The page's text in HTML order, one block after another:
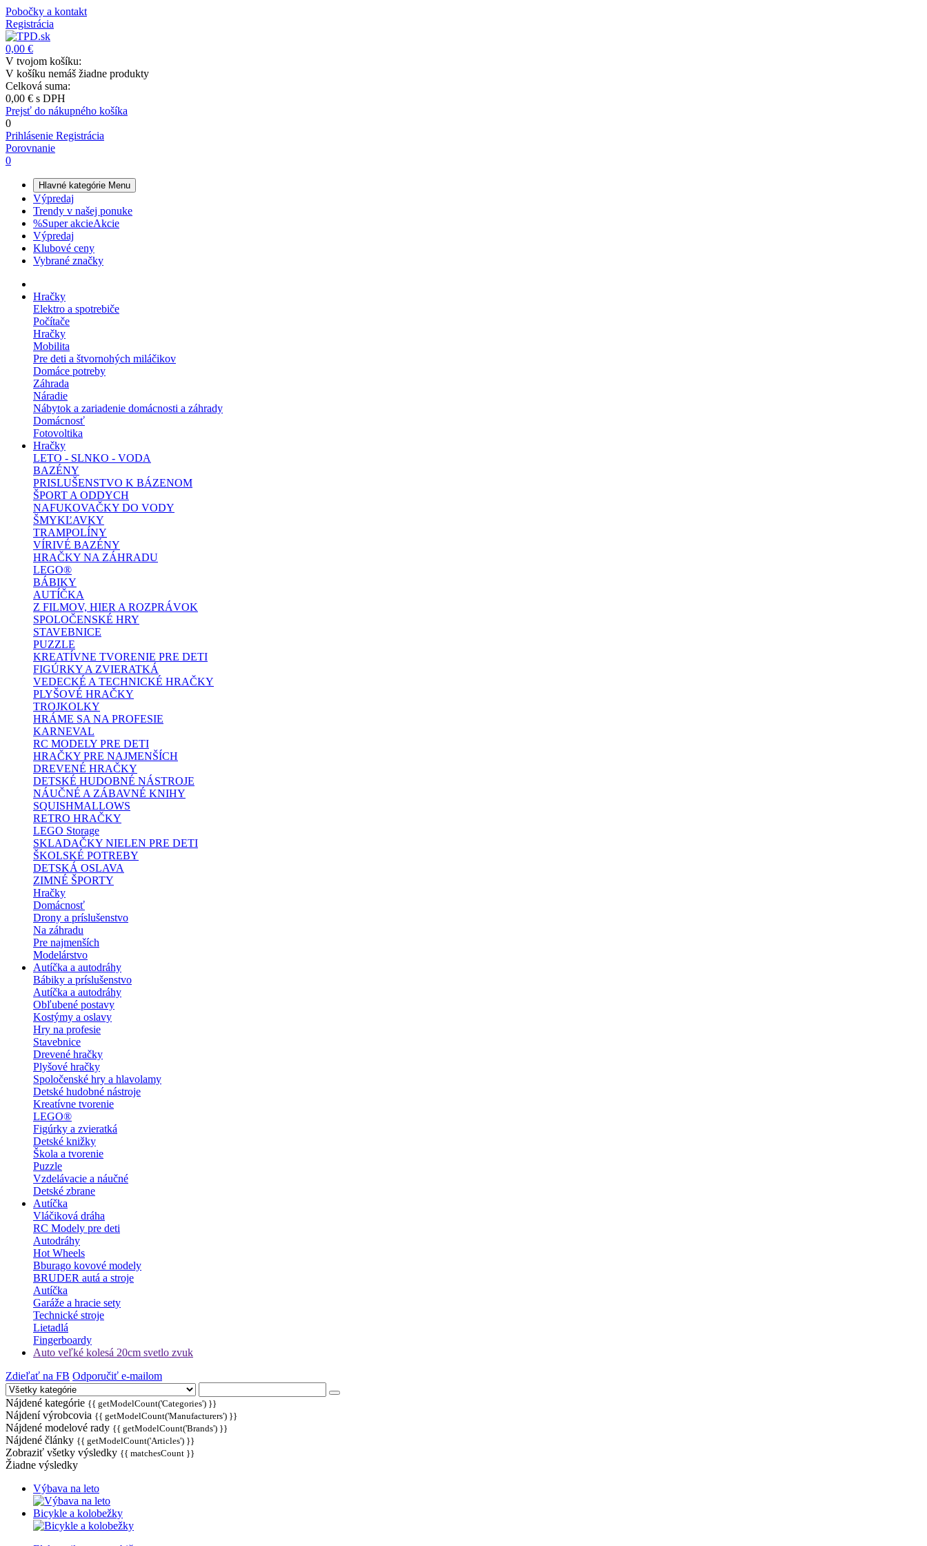
Pobočky a kontakt
Registrácia
0,00 €
V tvojom košíku:
V košíku nemáš žiadne produkty
Celková suma:
0,00 € s DPH
Prejsť do nákupného košíka
0
Prihlásenie Registrácia
Porovnanie
0
Hlavné kategórie Menu
Výpredaj
Trendy v našej ponuke
%Super akcieAkcie
Výpredaj
Klubové ceny
Vybrané značky
Hračky
Elektro a spotrebiče
Počítače
Hračky
Mobilita
Pre deti a štvornohých miláčikov
Domáce potreby
Záhrada
Náradie
Nábytok a zariadenie domácnosti a záhrady
Domácnosť
Fotovoltika
Hračky
LETO - SLNKO - VODA
BAZÉNY
PRISLUŠENSTVO K BÁZENOM
ŠPORT A ODDYCH
NAFUKOVAČKY DO VODY
ŠMYKĽAVKY
TRAMPOLÍNY
VÍRIVÉ BAZÉNY
HRAČKY NA ZÁHRADU
LEGO®
BÁBIKY
AUTÍČKA
Z FILMOV, HIER A ROZPRÁVOK
SPOLOČENSKÉ HRY
STAVEBNICE
PUZZLE
KREATÍVNE TVORENIE PRE DETI
FIGÚRKY A ZVIERATKÁ
VEDECKÉ A TECHNICKÉ HRAČKY
PLYŠOVÉ HRAČKY
TROJKOLKY
HRÁME SA NA PROFESIE
KARNEVAL
RC MODELY PRE DETI
HRAČKY PRE NAJMENŠÍCH
DREVENÉ HRAČKY
DETSKÉ HUDOBNÉ NÁSTROJE
NÁUČNÉ A ZÁBAVNÉ KNIHY
SQUISHMALLOWS
RETRO HRAČKY
LEGO Storage
SKLADAČKY NIELEN PRE DETI
ŠKOLSKÉ POTREBY
DETSKÁ OSLAVA
ZIMNÉ ŠPORTY
Hračky
Domácnosť
Drony a príslušenstvo
Na záhradu
Pre najmenších
Modelárstvo
Autíčka a autodráhy
Bábiky a príslušenstvo
Autíčka a autodráhy
Obľubené postavy
Kostýmy a oslavy
Hry na profesie
Stavebnice
Drevené hračky
Plyšové hračky
Spoločenské hry a hlavolamy
Detské hudobné nástroje
Kreatívne tvorenie
LEGO®
Figúrky a zvieratká
Detské knižky
Škola a tvorenie
Puzzle
Vzdelávacie a náučné
Detské zbrane
Autíčka
Vláčiková dráha
RC Modely pre deti
Autodráhy
Hot Wheels
Bburago kovové modely
BRUDER autá a stroje
Autíčka
Garáže a hracie sety
Technické stroje
Lietadlá
Fingerboardy
Auto veľké kolesá 20cm svetlo zvuk
Zdieľať na FB Odporučiť e-mailom
Nájdené kategórie {{ getModelCount('Categories') }}
Nájdení výrobcovia {{ getModelCount('Manufacturers') }}
Nájdené modelové rady {{ getModelCount('Brands') }}
Nájdené články {{ getModelCount('Articles') }}
Zobraziť všetky výsledky {{ matchesCount }}
Žiadne výsledky
Výbava na leto
Bicykle a kolobežky